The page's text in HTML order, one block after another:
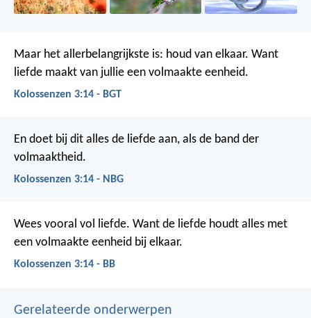
Maar het allerbelangrijkste is: houd van elkaar. Want
liefde maakt van jullie een volmaakte eenheid.
Kolossenzen 3:14 - BGT
En doet bij dit alles de liefde aan, als de band der
volmaaktheid.
Kolossenzen 3:14 - NBG
Wees vooral vol liefde. Want de liefde houdt alles met
een volmaakte eenheid bij elkaar.
Kolossenzen 3:14 - BB
Gerelateerde onderwerpen